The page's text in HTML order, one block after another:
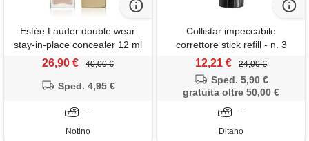
Estée Lauder double wear
stay-in-place concealer 12 ml
26,90 € 40,00 €
Sped. 4,95 €
--
Notino
Collistar impeccabile
correttore stick refill - n. 3
naturale
12,21 € 24,00 €
Sped. 5,90 €
gratuita oltre 50,00 €
--
Ditano